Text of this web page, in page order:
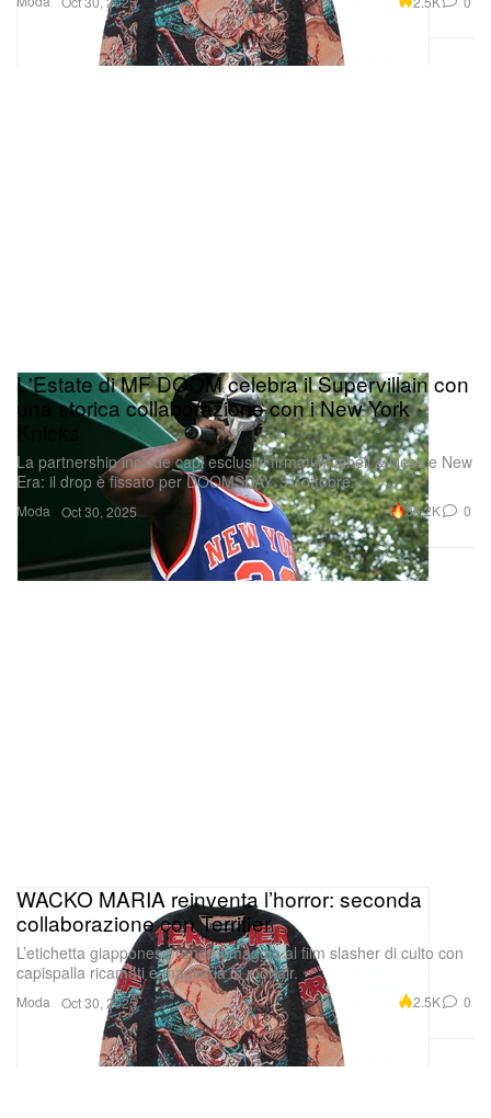
Moda
L'Estate di MF DOOM celebra il Supervillain con
una storica collaborazione con i New York
La partnership include capi esclusivi firmati Mitchell & Ness e New
Era: il drop è fissato per DOOMSDAY, 31 ottobre.
Oct 30, 2025 30.2K 0
Moda
WACKO MARIA reinventa l’horror: seconda
collaborazione con Terrifier
L’etichetta giapponese rende omaggio al film slasher di culto con
capispalla ricamati e maglieria in mohair.
Oct 30, 2025 2.5K 0